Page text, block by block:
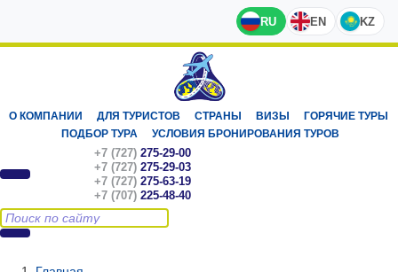
RU EN KZ
О КОМПАНИИ ДЛЯ ТУРИСТОВ СТРАНЫ ВИЗЫ
ГОРЯЧИЕ ТУРЫ
ПОДБОР ТУРА
УСЛОВИЯ БРОНИРОВАНИЯ ТУРОВ
+7 (727) 275-29-00
+7 (727) 275-29-03
+7 (727) 275-63-19
+7 (707) 225-48-40